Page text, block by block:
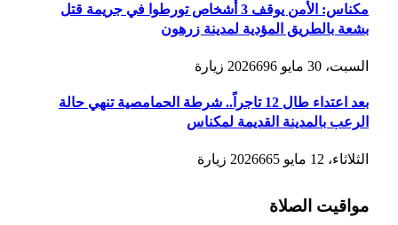
مكناس: الأمن يوقف 3 أشخاص تورطوا في جريمة قتل
بشعة بالطريق المؤدية لمدينة زرهون
السبت، 30 مايو 2026 696 زيارة
بعد اعتداء طال 12 تاجراً.. شرطة الحمامصية تنهي حالة
الرعب بالمدينة القديمة لمكناس
الثلاثاء، 12 مايو 2026 665 زيارة
مواقيت الصلاة